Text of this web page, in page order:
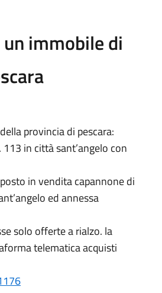
immobile di
provincia di pescara:
in città sant’angelo con
in vendita capannone di
ed annessa
solo offerte a rialzo. la
telematica acquisti